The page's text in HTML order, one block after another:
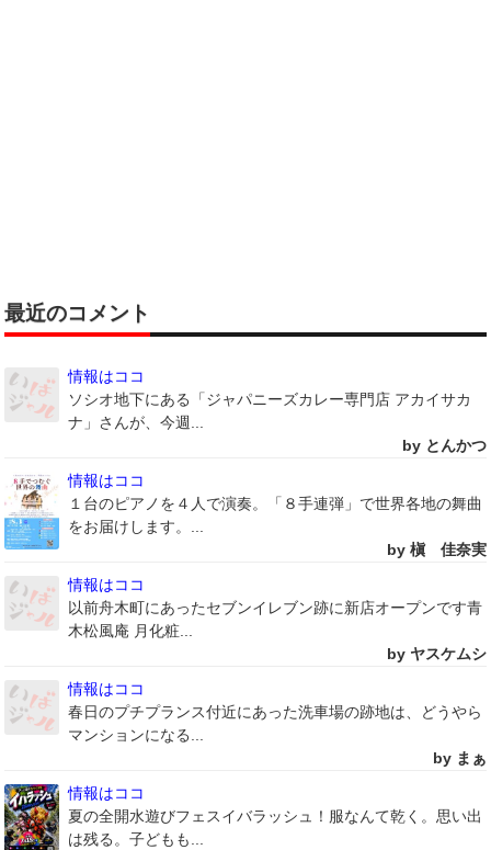
最近のコメント
情報はココ
ソシオ地下にある「ジャパニーズカレー専門店 アカイサカ
ナ」さんが、今週...
by とんかつ
情報はココ
１台のピアノを４人で演奏。「８手連弾」で世界各地の舞曲
をお届けします。...
by 槇 佳奈実
情報はココ
以前舟木町にあったセブンイレブン跡に新店オープンです青
木松風庵 月化粧...
by ヤスケムシ
情報はココ
春日のプチプランス付近にあった洗車場の跡地は、どうやら
マンションになる...
by まぁ
情報はココ
夏の全開水遊びフェスイバラッシュ！服なんて乾く。思い出
は残る。子どもも...